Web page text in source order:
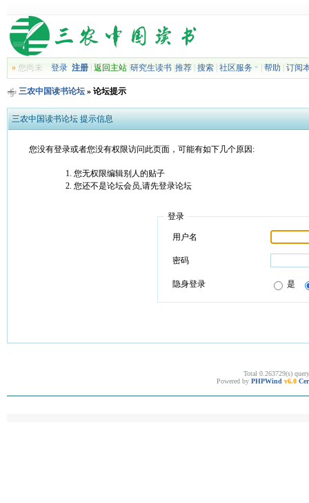
»您尚未 登录 注册| 返回主站| 研究生读书| 推荐| 搜索| 社区服务 帮助 订阅
三农中国读书论坛» 论坛提示
三农中国读书论坛 提示信息
您没有登录或者您没有权限访问此页面，可能有如下几个原因:
您无权限编辑别人的贴子
您还不是论坛会员,请先登录论坛
登录
用户名
密码
隐身登录 是
Total 0.263729(s)
Powered by PHPWind v6.0